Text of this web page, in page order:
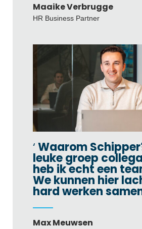
Maaike Verbrugge
HR Business Partner
Waarom
leuke groep
heb ik echt een
We kunnen hier
hard werken
Max Meuwsen